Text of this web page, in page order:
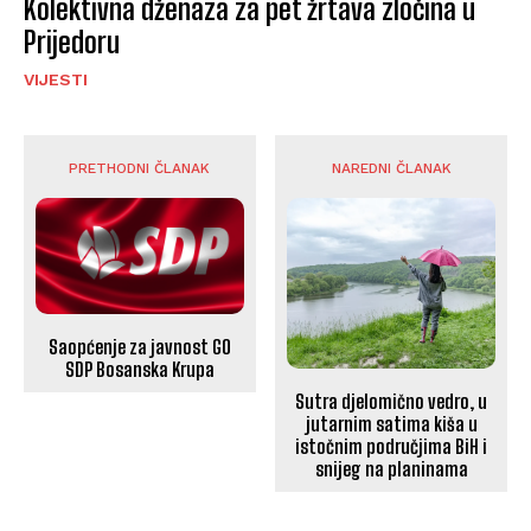
Kolektivna dženaza za pet žrtava zločina u
Prijedoru
VIJESTI
PRETHODNI ČLANAK
Saopćenje za javnost GO
SDP Bosanska Krupa
NAREDNI ČLANAK
Sutra djelomično vedro, u
jutarnim satima kiša u
istočnim područjima BiH i
snijeg na planinama